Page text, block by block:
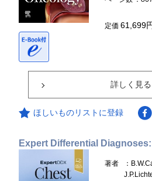
定価61,699
詳しく見る
ほしいものリストに登録
Expert Differential
著者
：